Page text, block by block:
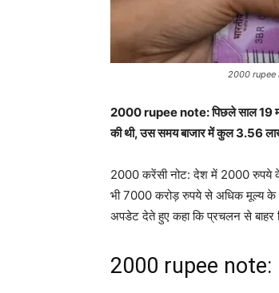
2000 rupee
2000 rupee note: पिछले साल 19
की थी, उस समय बाजार में कुल 3.56
2000 करेंसी नोट: देश में 2000 रुपये के
भी 7000 करोड़ रुपये से अधिक मूल्य के
अपडेट देते हुए कहा कि प्रचलन से
2000 rupee